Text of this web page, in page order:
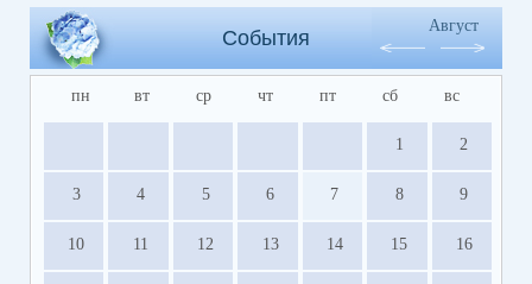
События
Август
пн вт ср чт пт сб вс
1 2
3 4 5 6 7 8 9
10 11 12 13 14 15 16